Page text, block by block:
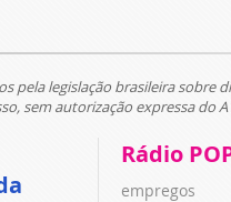
pela legislação brasileira sobre
sem autorização expressa do
Rádio
empregos